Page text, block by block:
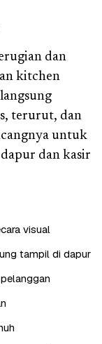
dan
kitchen
terurut, dan
untuk
dan kasir
visual
tampil di dapur